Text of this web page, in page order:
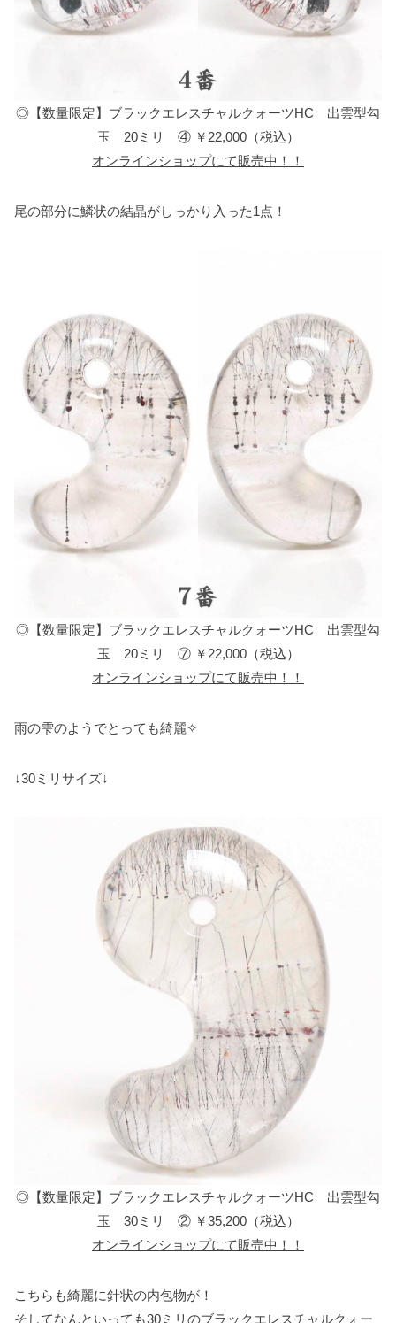
◎【数量限定】ブラックエレスチャルクォーツHC 出雲型勾
玉 20ミリ ④ ￥22,000（税込）
オンラインショップにて販売中！！
尾の部分に鱗状の結晶がしっかり入った1点！
◎【数量限定】ブラックエレスチャルクォーツHC 出雲型勾
玉 20ミリ ⑦ ￥22,000（税込）
オンラインショップにて販売中！！
雨の雫のようでとっても綺麗✧
↓30ミリサイズ↓
◎【数量限定】ブラックエレスチャルクォーツHC 出雲型勾
玉 30ミリ ② ￥35,200（税込）
オンラインショップにて販売中！！
こちらも綺麗に針状の内包物が！
そしてなんといっても30ミリのブラックエレスチャルクォー